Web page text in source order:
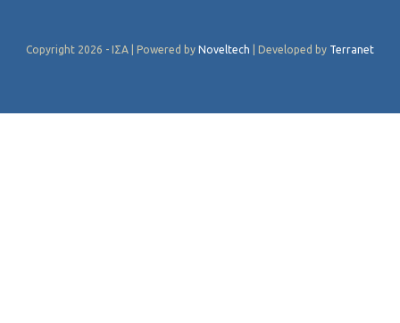
Copyright 2026 - ΙΣΑ | Powered by Noveltech | Developed by Terranet